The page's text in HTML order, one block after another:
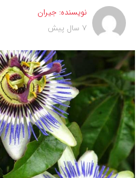
نویسنده: جیران
7 سال پیش